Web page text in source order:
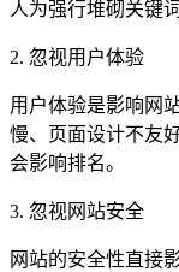
人为强行堆砌关键词
2. 忽视用户体验
用户体验是影响网
慢、页面设计不友
会影响排名。
3. 忽视网站安全
网站的安全性直接